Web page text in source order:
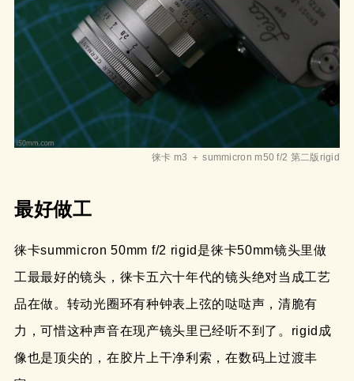
徕卡 m3 ＋ summicron m50 f/2 第二版rigid
最好做工
徕卡summicron 50mm f/2 rigid是徕卡50mm镜头里做
工最最好的镜头，徕卡五六十年代的镜头绝对当成工艺
品在做。转动光圈环有种钟表上弦的哒哒声，清脆有
力，可惜这种声音在现产镜头里已经听不到了。rigid成
像也是顶尖的，在胶片上干净利索，在数码上过渡丰